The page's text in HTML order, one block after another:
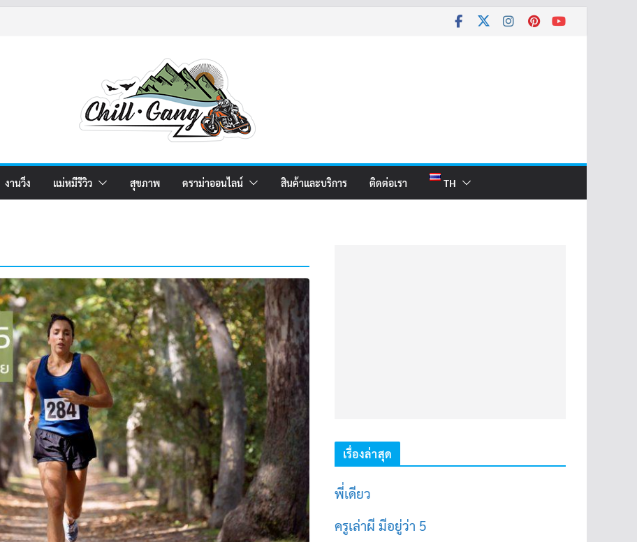
งานวิ่ง แม่หมีรีวิว สุขภาพ ดราม่าออนไลน์ สินค้าและบริการ ติดต่อเรา TH
เรื่องล่าสุด
พี่เดียว
ครูเล่าผี มีอยู่ว่า 5